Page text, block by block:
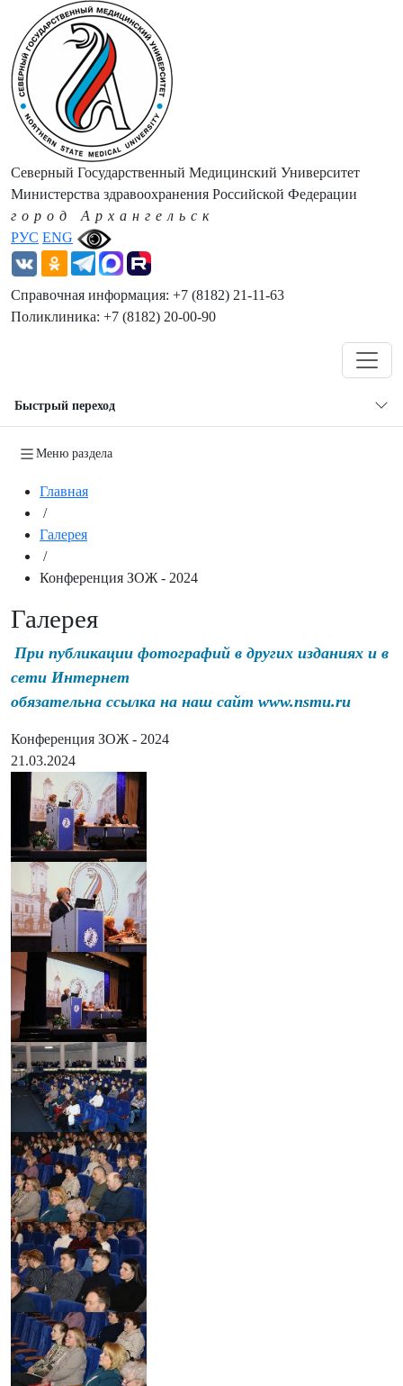
РУС ENG
Северный Государственный Медицинский Университет
Министерства здравоохранения Российской Федерации
город Архангельск
Справочная информация: +7 (8182) 21-11-63
Поликлиника: +7 (8182) 20-00-90
Быстрый переход
Меню раздела
Главная
/
Галерея
/
Конференция ЗОЖ - 2024
Галерея
При публикации фотографий в других изданиях и в
сети Интернет
обязательна ссылка на наш сайт www.nsmu.ru
Конференция ЗОЖ - 2024
21.03.2024